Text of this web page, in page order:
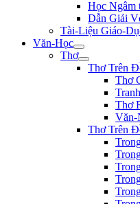
Học Ngâm
Dẫn Giải
Tài-Liệu Giáo-
Văn-Học
Thơ
Thơ Trên
Thơ
Thơ
Văn-
Thơ Trên